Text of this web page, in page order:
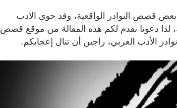
قصص النوادر الواقعية، وقد حوى الادب
لذا دعونا نقدم لكم هذه المقالة من موقع قصص
العربي، راجين أن تنال إعجابكم.